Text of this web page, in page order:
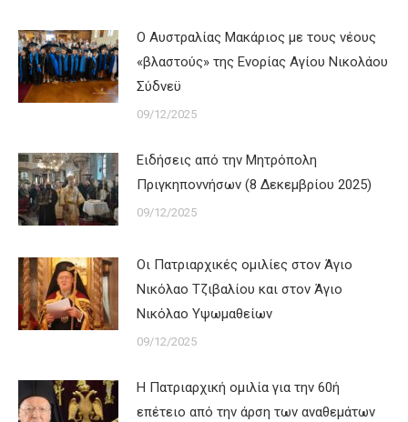
Ο Αυστραλίας Μακάριος με τους νέους
«βλαστούς» της Ενορίας Αγίου Νικολάου
Σύδνεϋ
09/12/2025
Ειδήσεις από την Μητρόπολη
Πριγκηποννήσων (8 Δεκεμβρίου 2025)
09/12/2025
Οι Πατριαρχικές ομιλίες στον Άγιο
Νικόλαο Τζιβαλίου και στον Άγιο
Νικόλαο Υψωμαθείων
09/12/2025
Η Πατριαρχική ομιλία για την 60ή
επέτειο από την άρση των αναθεμάτων